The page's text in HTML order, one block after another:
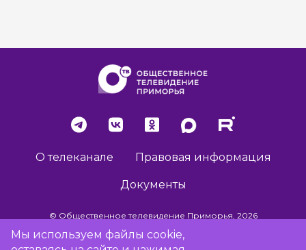
О телеканале Правовая информация
Документы
© Общественное телевидение Приморья, 2026
Мы используем файлы cookie,